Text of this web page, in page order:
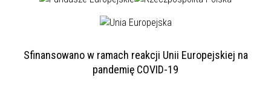
Sfinansowano w ramach reakcji Unii Europejskiej na
pandemię COVID-19